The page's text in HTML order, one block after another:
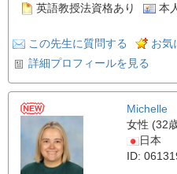
英語教授法資格あり
本
この先生に質問する
お気
詳細プロフィールを見る
Michelle
女性 (32
日本
ID: